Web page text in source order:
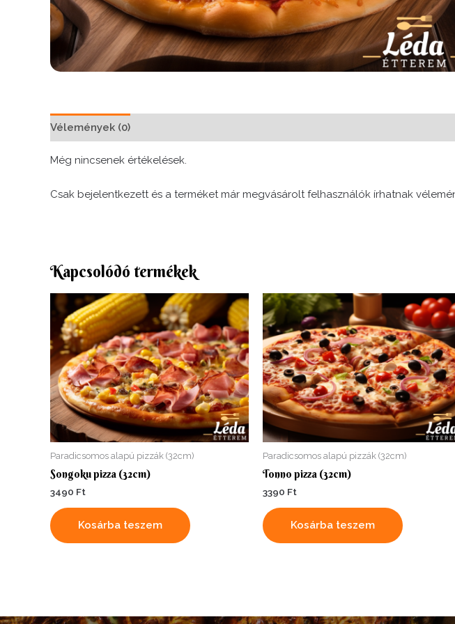
Vélemények (0)
Még nincsenek értékelések.
Csak bejelentkezett és a terméket már megvásárolt felhasználók írhatnak
Kapcsolódó termékek
Paradicsomos alapú pizzák (32cm)
Songoku pizza (32cm)
3490 Ft
Kosárba teszem
Paradicsomos alapú pizzák (32cm)
Tonno pizza (32cm)
3390 Ft
Kosárba teszem